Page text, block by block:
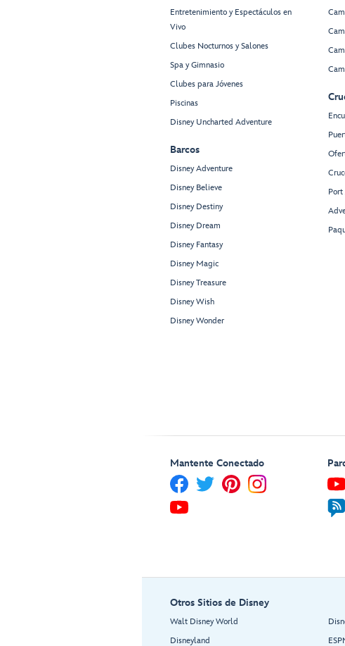
Entretenimiento y Espectáculos en
Vivo
Clubes Nocturnos y Salones
Spa y Gimnasio
Clubes para Jóvenes
Piscinas
Disney Uncharted Adventure
Barcos
Disney Adventure
Disney Believe
Disney Destiny
Disney Dream
Disney Fantasy
Disney Magic
Disney Treasure
Disney Wish
Disney Wonder
Port
Mantente Conectado
Otros Sitios de Disney
Walt Disney World
Disneyland